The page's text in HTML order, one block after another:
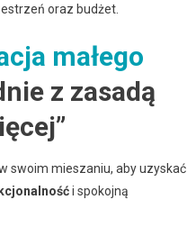
oraz budżet.
małego
z zasadą
swoim mieszaniu, aby uzyskać
i spokojną